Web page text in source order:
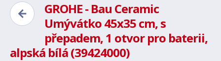
GROHE - Bau Ceramic
Umývátko 45x35 cm, s
přepadem, 1 otvor pro baterii,
alpská bílá (39424000)